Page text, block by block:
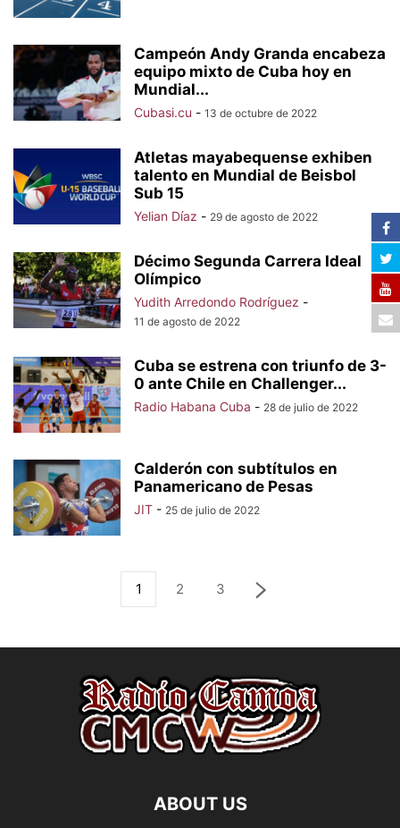
Campeón Andy Granda encabeza
equipo mixto de Cuba hoy en
Mundial...
Cubasi.cu - 13 de octubre de 2022
Atletas mayabequense exhiben
talento en Mundial de Beisbol
Sub 15
Yelian Díaz - 29 de agosto de 2022
Décimo Segunda Carrera Ideal
Olímpico
Yudith Arredondo Rodríguez -
11 de agosto de 2022
Cuba se estrena con triunfo de 3-
0 ante Chile en Challenger...
Radio Habana Cuba - 28 de julio de 2022
Calderón con subtítulos en
Panamericano de Pesas
JIT - 25 de julio de 2022
1 2 3
ABOUT US